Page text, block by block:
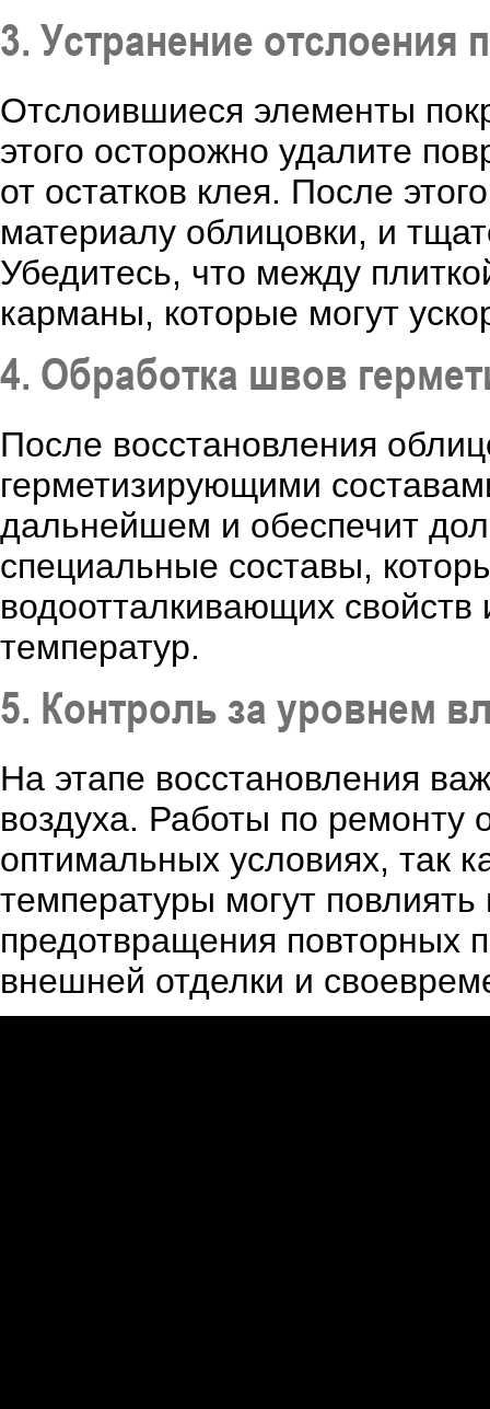
3. Устранение отслоения
Отслоившиеся элементы
этого осторожно удалите
от остатков клея. После
материалу облицовки, и
Убедитесь, что между
карманы, которые могут
4. Обработка швов
После восстановления
герметизирующими
дальнейшем и обеспечит
специальные составы,
водоотталкивающих
температур.
5. Контроль за уровнем
На этапе восстановления
воздуха. Работы по ремонту
оптимальных условиях, так
температуры могут
предотвращения повторных
внешней отделки и